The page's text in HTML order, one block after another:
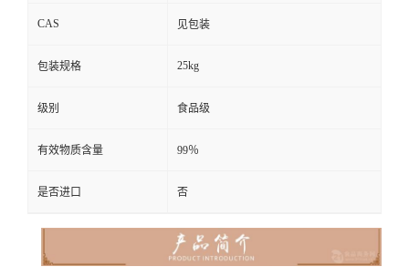
CAS 见包装
包装规格 25kg
级别 食品级
有效物质含量 99％
是否进口 否